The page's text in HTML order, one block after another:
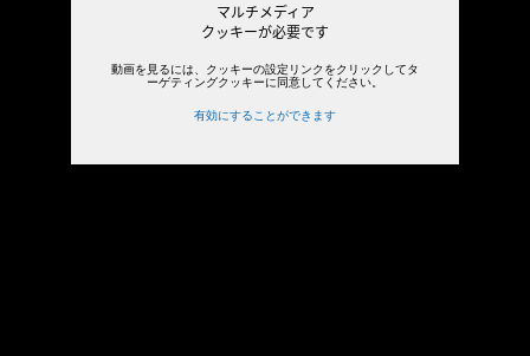
マルチメディア
クッキーが必要です
動画を見るには、クッキーの設定リンクをクリックしてタ
ーゲティングクッキーに同意してください。
有効にすることができます